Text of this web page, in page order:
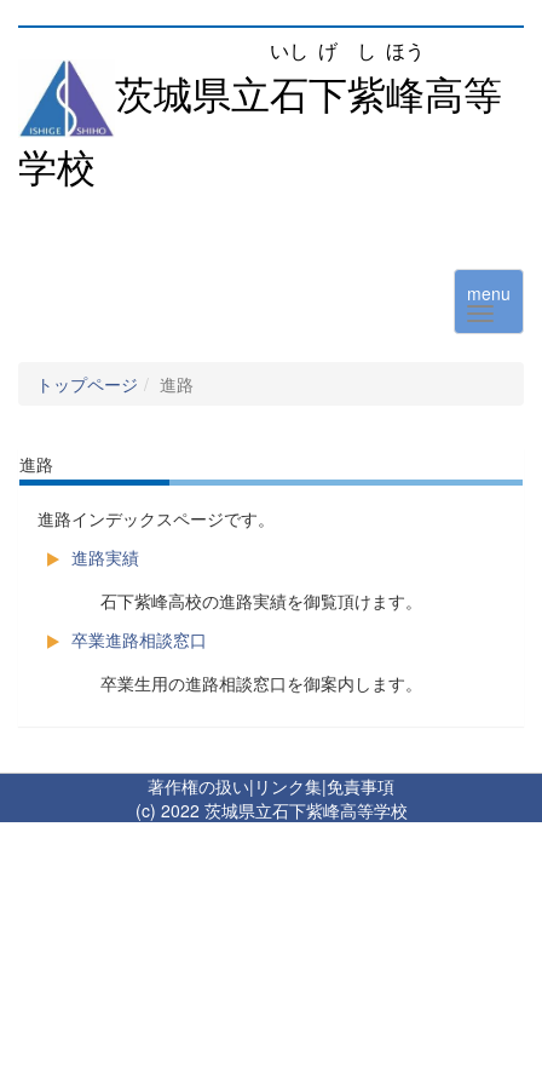
茨城県立石
いし
下
げ
紫
し
峰
ほう
高等
学校
menu
トップページ 進路
進路
進路インデックスページです。
進路実績
石下紫峰高校の進路実績を御覧頂けます。
卒業進路相談窓口
卒業生用の進路相談窓口を御案内します。
著作権の扱い| リンク集|免責事項
(c) 2022 茨城県立石下紫峰高等学校